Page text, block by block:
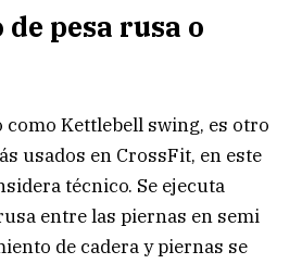
pesa rusa o
Kettlebell swing, es otro
usados en CrossFit, en este
técnico. Se ejecuta
entre las piernas en semi
de cadera y piernas se